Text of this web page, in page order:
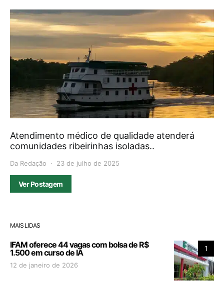
Atendimento médico de qualidade atenderá
comunidades ribeirinhas isoladas..
Da Redação 23 de julho de 2025
Ver Postagem
MAIS LIDAS
1
IFAM oferece 44 vagas com bolsa de R$
1.500 em curso de IA
12 de janeiro de 2026